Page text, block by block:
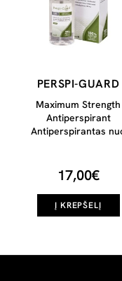
PERSPI-GUARD
Maximum Strength
Antiperspirant
Antiperspirantas
17,00€
Į KREPŠELĮ